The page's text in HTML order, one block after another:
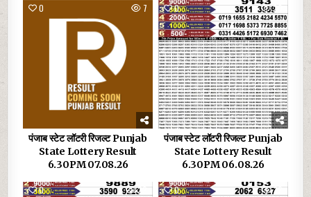
0 7
पंजाब स्टेट लॉटरी रिजल्ट Punjab
State Lottery Result
6.30PM 07.08.26
0 20
पंजाब स्टेट लॉटरी रिजल्ट Punjab
State Lottery Result
6.30PM 06.08.26
0 22 0 32